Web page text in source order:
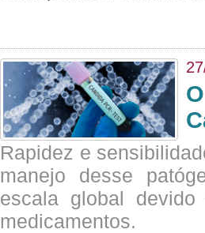
Rapidez e
manejo desse
escala global
medicamentos.